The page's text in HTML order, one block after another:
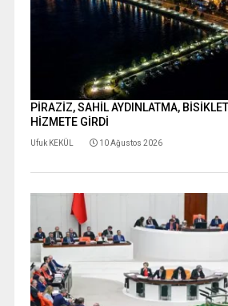
PİRAZİZ, SAHİL AYDINLATMA,
HİZMETE GİRDİ
Ufuk KEKÜL 10 Ağustos 2026